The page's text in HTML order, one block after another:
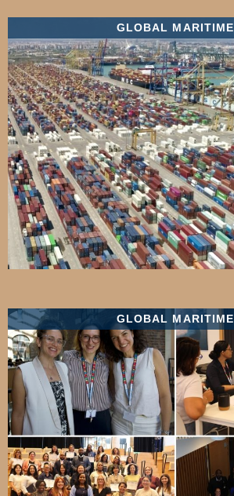
GLOBAL MARITIME
GLOBAL MARITIME